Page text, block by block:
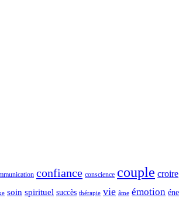
confiance conscience couple croire
soin spirituel succès thérapie vie âme émotion